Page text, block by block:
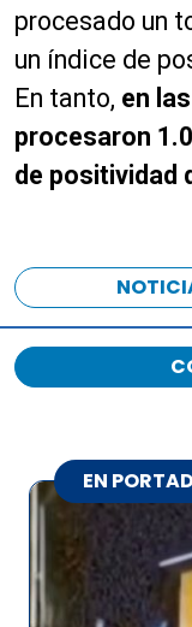
procesado un
un índice de
En tanto, en
procesaron
de positividad
EN